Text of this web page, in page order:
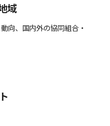
域
向、国内外の協同組合・